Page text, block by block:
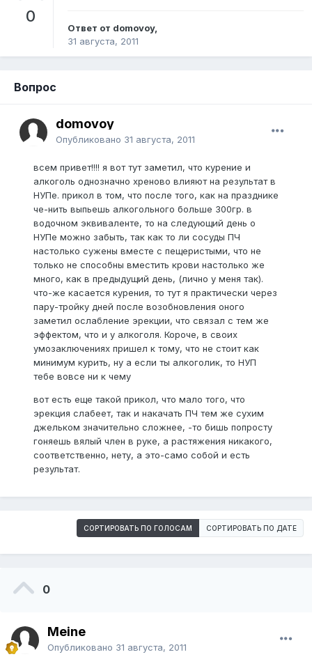
0
Ответ от domovoy,
31 августа, 2011
Вопрос
domovoy
Опубликовано 31 августа, 2011
всем привет!!!! я вот тут заметил, что курение и
алкоголь однозначно хреново влияют на результат в
НУПе. прикол в том, что после того, как на празднике
че-нить выпьешь алкогольного больше 300гр. в
водочном эквиваленте, то на следующий день о
НУПе можно забыть, так как то ли сосуды ПЧ
настолько сужены вместе с пещеристыми, что не
только не способны вместить крови настолько же
много, как в предыдущий день, (лично у меня так).
что-же касается курения, то тут я практически через
пару-тройку дней после возобновления оного
заметил ослабление эрекции, что связал с тем же
эффектом, что и у алкоголя. Короче, в своих
умозаключениях пришел к тому, что не стоит как
минимум курить, ну а если ты алкоголик, то НУП
тебе вовсе ни к чему
вот есть еще такой прикол, что мало того, что
эрекция слабеет, так и накачать ПЧ тем же сухим
джельком значительно сложнее, -то бишь попросту
гоняешь вялый член в руке, а растяжения никакого,
соответственно, нету, а это-само собой и есть
результат.
СОРТИРОВАТЬ ПО ГОЛОСАМ СОРТИРОВАТЬ ПО ДАТЕ
0
Meine
Опубликовано 31 августа, 2011